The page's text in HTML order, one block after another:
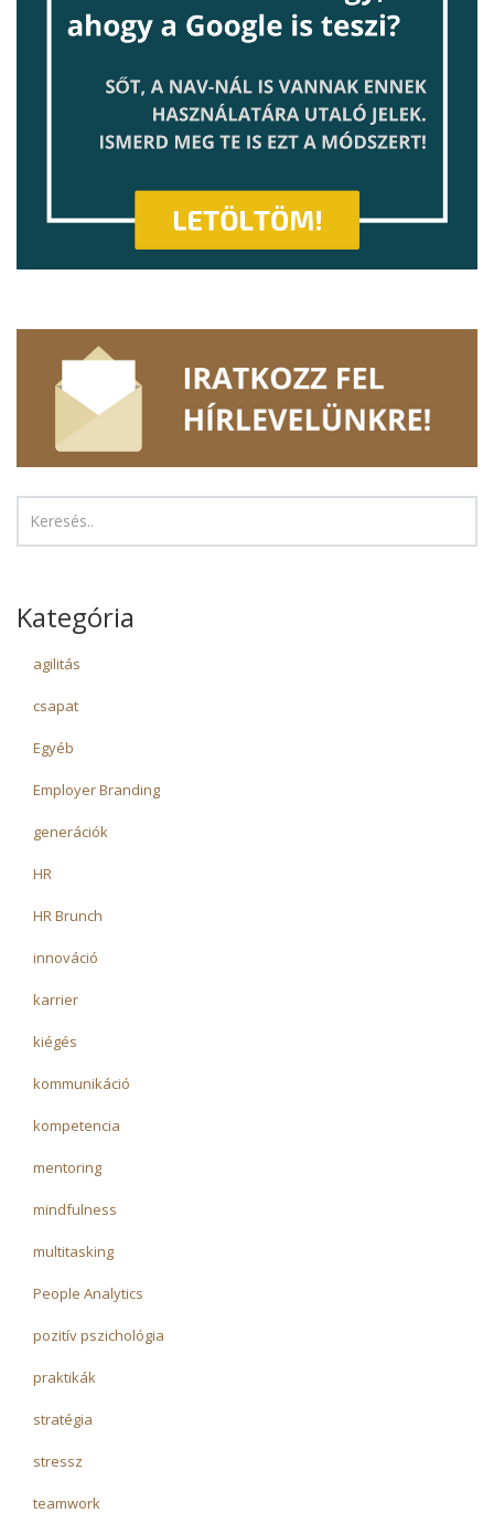
Kategória
agilitás
csapat
Egyéb
Employer Branding
generációk
HR
HR Brunch
innováció
karrier
kiégés
kommunikáció
kompetencia
mentoring
mindfulness
multitasking
People Analytics
pozitív pszichológia
praktikák
stratégia
stressz
teamwork